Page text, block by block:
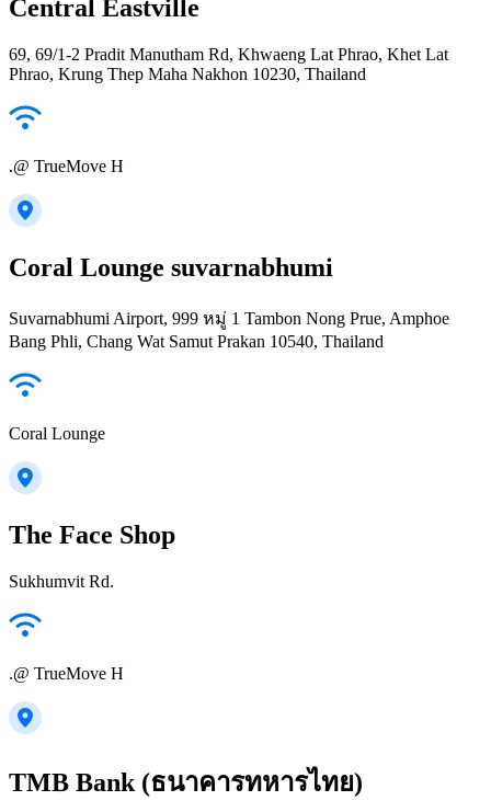
Central Eastville
69, 69/1-2 Pradit Manutham Rd, Khwaeng Lat Phrao, Khet Lat
Phrao, Krung Thep Maha Nakhon 10230, Thailand
.@ TrueMove H
Coral Lounge suvarnabhumi
Suvarnabhumi Airport, 999 หมู่ 1 Tambon Nong Prue, Amphoe
Bang Phli, Chang Wat Samut Prakan 10540, Thailand
Coral Lounge
The Face Shop
Sukhumvit Rd.
.@ TrueMove H
TMB Bank (ธนาคารทหารไทย)